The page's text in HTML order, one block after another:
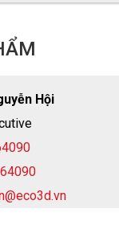
tiện lợi
phù hợp môi
Hội